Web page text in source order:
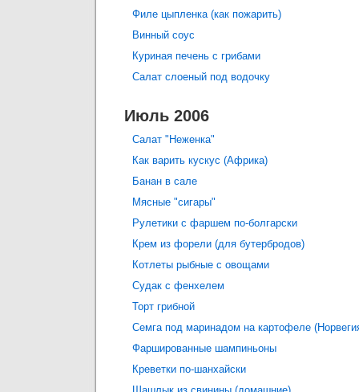
Филе цыпленка (как пожарить)
Винный соус
Куриная печень с грибами
Салат слоеный под водочку
Июль 2006
Салат "Неженка"
Как варить кускус (Африка)
Банан в сале
Мясные "сигары"
Рулетики с фаршем по-болгарски
Крем из форели (для бутербродов)
Котлеты рыбные с овощами
Судак с фенхелем
Торт грибной
Семга под маринадом на картофеле
Фаршированные шампиньоны
Креветки по-шанхайски